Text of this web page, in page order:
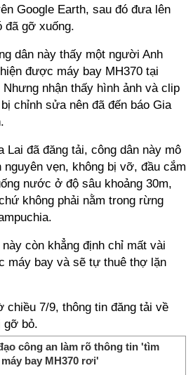
Google Earth, sau đó đưa lên
đã gỡ xuống.
dân này thấy một người Anh
được máy bay MH370 tại
nhận thấy hình ảnh và clip
chỉnh sửa nên đã đến báo Gia
Lai đã đăng tải, công dân này mô
vẹn, không bị vỡ, đầu cắm
nước ở độ sâu khoảng 30m,
không phải nằm trong rừng
còn khẳng định chỉ mất vài
máy bay và sẽ tự thuê thợ lặn
chiều 7/9, thông tin đăng tải về
gỡ bỏ.
công an làm rõ thông tin 'tìm
bay MH370 rơi'